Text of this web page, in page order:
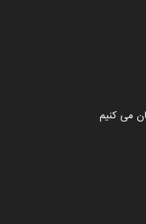
می کنیم